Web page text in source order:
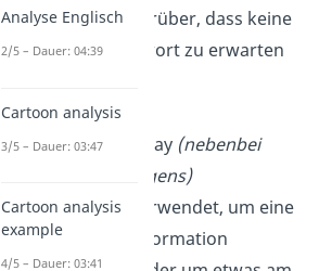
Empfänger darüber, dass keine
sofortige Antwort zu erwarten
BTW:By The Way (nebenbei
bemerkt, übrigens)
„BTW“ wird verwendet, um eine
zusätzliche Information
Analyse Englisch
2/5 – Dauer: 04:39
Cartoon analysis
3/5 – Dauer: 03:47
Cartoon analysis
example
4/5 – Dauer: 03:41